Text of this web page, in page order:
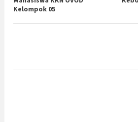
Kelompok 05